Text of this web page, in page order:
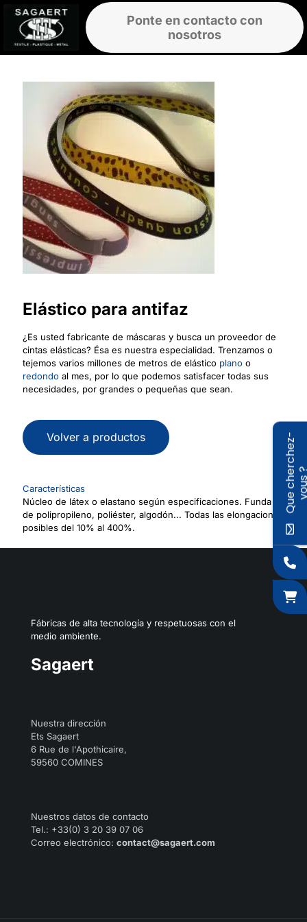
Ponte en contacto con
nosotros
Elástico para antifaz
¿Es usted fabricante de máscaras y busca un proveedor de
cintas elásticas? Ésa es nuestra especialidad. Trenzamos o
tejemos varios millones de metros de elástico plano o
redondo al mes, por lo que podemos satisfacer todas sus
necesidades, por grandes o pequeñas que sean.
Volver a productos
Características
Núcleo de látex o elastano según especificaciones. Funda
de polipropileno, poliéster, algodón... Todas las elongaciones
posibles del 10% al 400%.
Fábricas de alta tecnología y respetuosas con el
medio ambiente.
Sagaert
Nuestra dirección
Ets Sagaert
6 Rue de l'Apothicaire,
59560 COMINES
Nuestros datos de contacto
Tel.: +33(0) 3 20 39 07 06
Correo electrónico: contact@sagaert.com
Q
u
e
c
h
e
r
c
h
e
z
-
v
o
u
s